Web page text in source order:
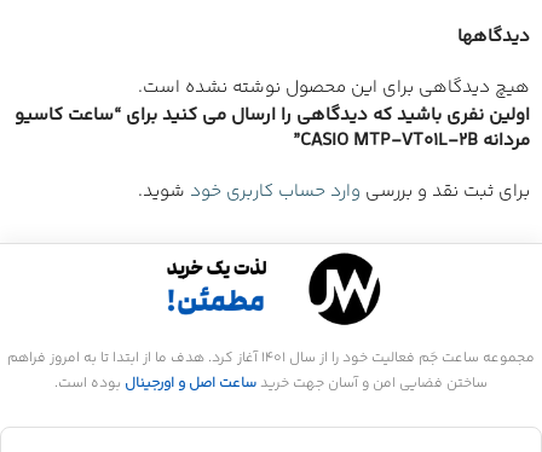
دیدگاهها
هیچ دیدگاهی برای این محصول نوشته نشده است.
اولین نفری باشید که دیدگاهی را ارسال می کنید برای “ساعت کاسیو
مردانه CASIO MTP-VT01L-2B”
برای ثبت نقد و بررسی وارد حساب کاربری خود شوید.
مجموعه ساعت جَم فعالیت خود را از سال 1401 آغاز کرد. هدف ما از ابتدا تا به امروز فراهم
ساختن فضایی امن و آسان جهت خرید ساعت اصل و اورجینال بوده است.